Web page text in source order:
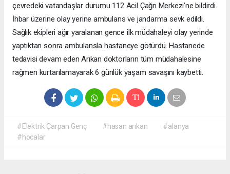
çevredeki vatandaşlar durumu 112 Acil Çağrı Merkezi’ne bildirdi.
İhbar üzerine olay yerine ambulans ve jandarma sevk edildi.
Sağlık ekipleri ağır yaralanan gence ilk müdahaleyi olay yerinde
yaptıktan sonra ambulansla hastaneye götürdü. Hastanede
tedavisi devam eden Arıkan doktorların tüm müdahalesine
rağmen kurtarılamayarak 6 günlük yaşam savaşını kaybetti.
#Elektrik Çarpan Genç #hasan arıkan
#alanya
#hocalar